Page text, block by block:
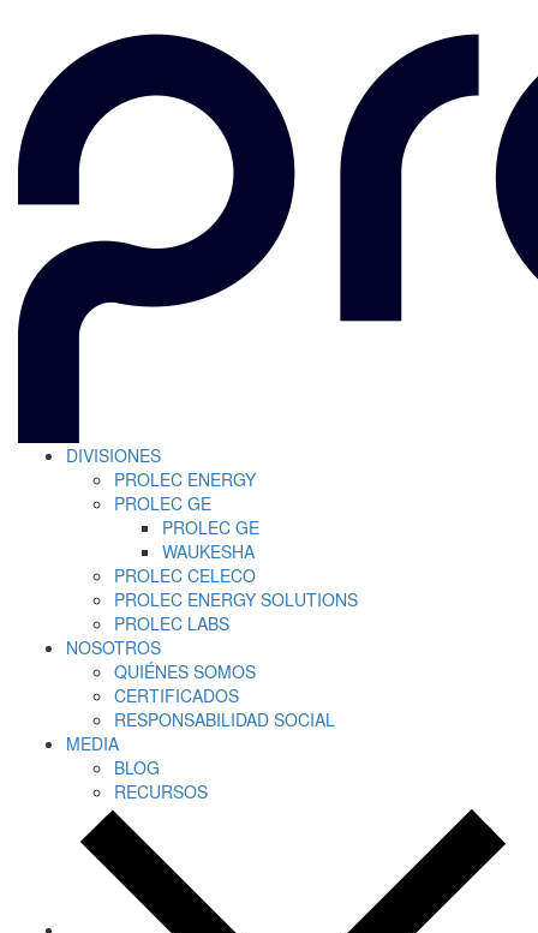
DIVISIONES
PROLEC ENERGY
PROLEC GE
PROLEC GE
WAUKESHA
PROLEC CELECO
PROLEC ENERGY SOLUTIONS
PROLEC LABS
NOSOTROS
QUIÉNES SOMOS
CERTIFICADOS
RESPONSABILIDAD SOCIAL
MEDIA
BLOG
RECURSOS